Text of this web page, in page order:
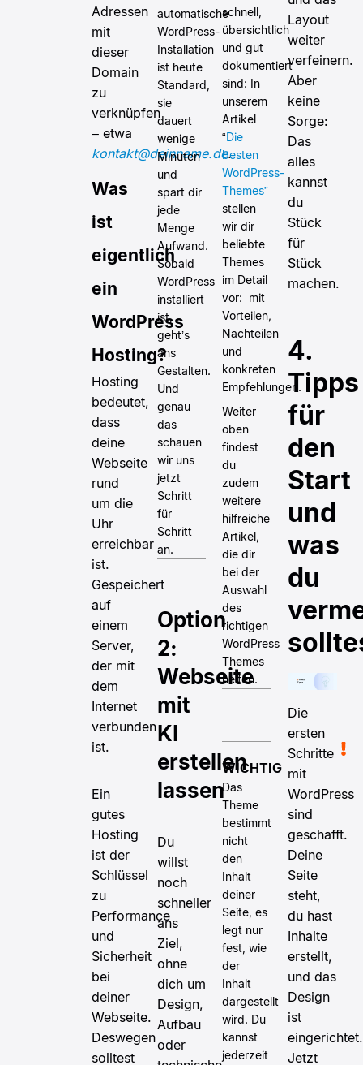
Adressen
mit
dieser
Domain
zu
verknüpfen
– etwa
kontakt@deinname.de.
Was
ist
eigentlich
ein
WordPress
Hosting?
Hosting
bedeutet,
dass
deine
Webseite
rund
um die
Uhr
erreichbar
ist.
Gespeichert
auf
einem
Server,
der mit
dem
Internet
verbunden
ist.
Ein
gutes
Hosting
ist der
Schlüssel
zu
Performance
und
Sicherheit
bei
deiner
Webseite.
Deswegen
solltest
automatische
WordPress-
Installation
ist heute
Standard,
sie
dauert
wenige
Minuten
und
spart dir
jede
Menge
Aufwand.
Sobald
WordPress
installiert
ist,
geht’s
ans
Gestalten.
Und
genau
das
schauen
wir uns
jetzt
Schritt
für
Schritt
an.
Option
2:
Webseite
mit
KI
erstellen
lassen
Du
willst
noch
schneller
ans
Ziel,
ohne
dich um
Design,
Aufbau
oder
schnell,
übersichtlich
und gut
dokumentiert
sind: In
unserem
Artikel
“Die
besten
WordPress-
Themes”
stellen
wir dir
beliebte
Themes
im Detail
vor: mit
Vorteilen,
Nachteilen
und
konkreten
Empfehlungen.
Weiter
oben
findest
du
zudem
weitere
hilfreiche
Artikel,
die dir
bei der
Auswahl
des
richtigen
WordPress
Themes
helfen.
WICHTIG
Das
Theme
bestimmt
nicht
den
Inhalt
deiner
Seite, es
legt nur
fest, wie
der
Inhalt
dargestellt
wird. Du
kannst
jederzeit
Layout
weiter
verfeinern.
Aber
keine
Sorge:
Das
alles
kannst
du
Stück
für
Stück
machen.
4.
Tipps
für
den
Start
und
was
du
Die
ersten
Schritte
mit
WordPress
sind
geschafft.
Deine
Seite
steht,
du hast
Inhalte
erstellt,
und das
Design
ist
eingerichtet.
Jetzt